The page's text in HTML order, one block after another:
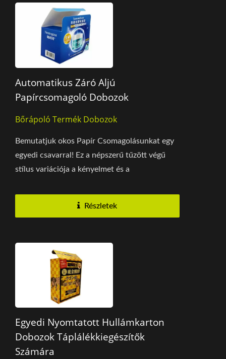
Automatikus Záró Aljú
Papírcsomagoló Dobozok
Bőrápoló Termék Dobozok
Bemutatjuk okos Papír Csomagolásunkat egy
egyedi csavarral! Ez a népszerű tűzött végű
stílus variációja a kényelmet és a
Részletek
Egyedi Nyomtatott Hullámkarton
Dobozok Táplálékkiegészítők
Számára